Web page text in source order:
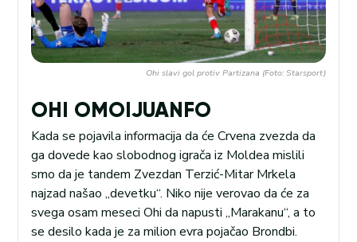
Ohi slavi gol protiv Partizana (Foto: Starsport)
OHI OMOIJUANFO
Kada se pojavila informacija da će Crvena zvezda da
ga dovede kao slobodnog igrača iz Moldea mislili
smo da je tandem Zvezdan Terzić-Mitar Mrkela
najzad našao „devetku“. Niko nije verovao da će za
svega osam meseci Ohi da napusti „Marakanu“, a to
se desilo kada je za milion evra pojačao Brondbi.